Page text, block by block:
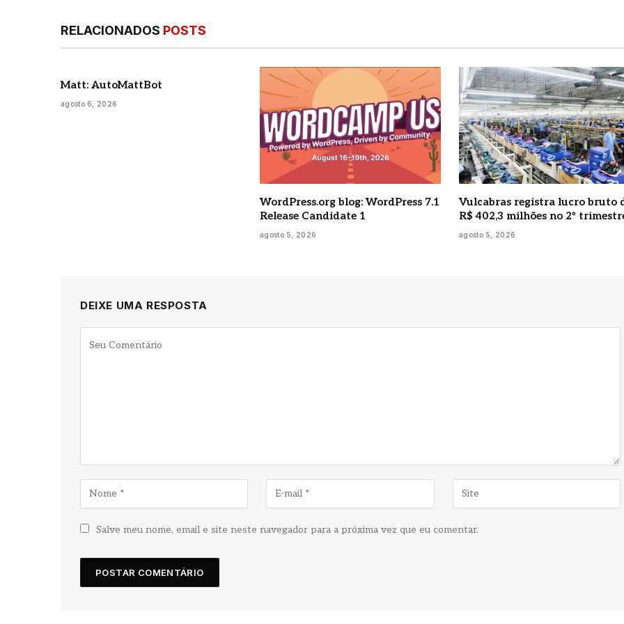
RELACIONADOS POSTS
Matt: AutoMattBot
agosto 6, 2026
WordPress.org blog: WordPress 7.1
Release Candidate 1
agosto 5, 2026
Vulcabras registra lucro bruto
R$ 402,3 milhões no 2º
agosto 5, 2026
DEIXE UMA RESPOSTA
Salve meu nome, email e site neste navegador para a próxima vez que eu comentar.